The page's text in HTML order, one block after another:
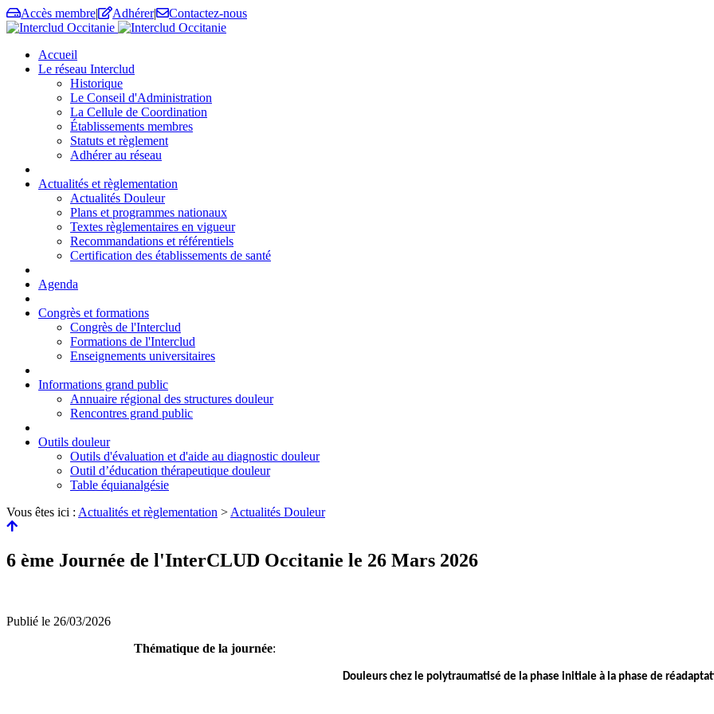
Accès membre| Adhérer| Contactez-nous
Accueil
Le réseau Interclud
Historique
Le Conseil d'Administration
La Cellule de Coordination
Établissements membres
Statuts et règlement
Adhérer au réseau
Actualités et règlementation
Actualités Douleur
Plans et programmes nationaux
Textes règlementaires en vigueur
Recommandations et référentiels
Certification des établissements de santé
Agenda
Congrès et formations
Congrès de l'Interclud
Formations de l'Interclud
Enseignements universitaires
Informations grand public
Annuaire régional des structures douleur
Rencontres grand public
Outils douleur
Outils d'évaluation et d'aide au diagnostic douleur
Outil d’éducation thérapeutique douleur
Table équianalgésie
Vous êtes ici : Actualités et règlementation > Actualités Douleur
6 ème Journée de l'InterCLUD Occitanie le 26 Mars 2026
Publié le 26/03/2026
Thématique de la journée:
Douleurs chez le polytraumatisé de la phase initiale à la phase de